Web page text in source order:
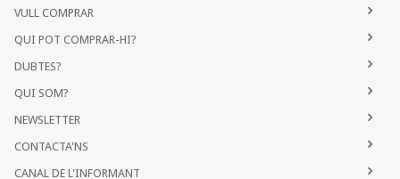
VULL COMPRAR
QUI POT COMPRAR-HI?
DUBTES?
QUI SOM?
NEWSLETTER
CONTACTA'NS
CANAL DE L'INFORMANT